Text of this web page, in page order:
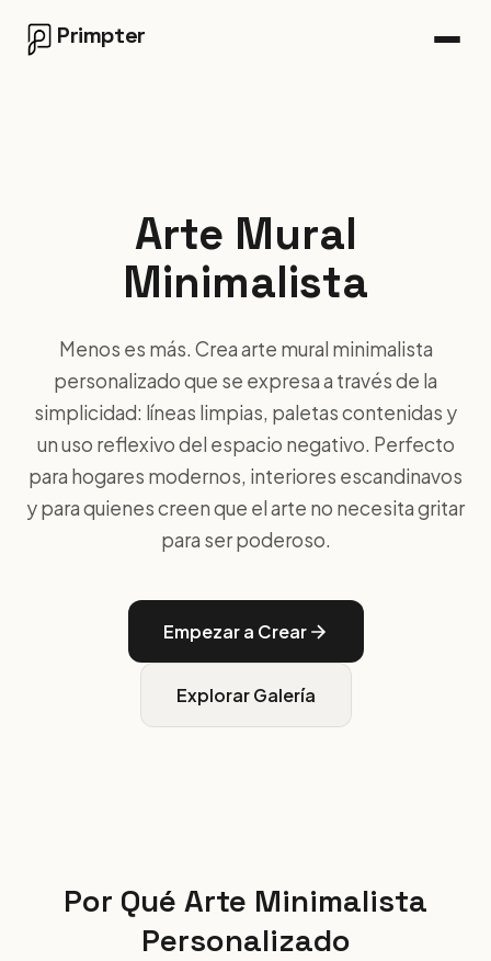
Primpter
Arte Mural
Minimalista
Menos es más. Crea arte mural minimalista
personalizado que se expresa a través de la
simplicidad: líneas limpias, paletas contenidas y
un uso reflexivo del espacio negativo. Perfecto
para hogares modernos, interiores escandinavos
y para quienes creen que el arte no necesita gritar
para ser poderoso.
Empezar a Crear
Explorar Galería
Por Qué Arte Minimalista
Personalizado